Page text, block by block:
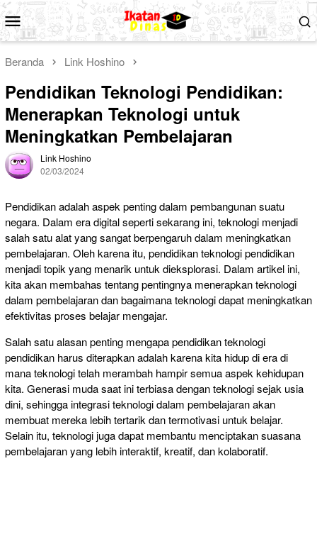
Loncat
ke
konten
Menu
Mobile
Beranda Link Hoshino
Pendidikan Teknologi Pendidikan:
Menerapkan Teknologi untuk
Meningkatkan Pembelajaran
Link Hoshino
02/03/2024
Pendidikan adalah aspek penting dalam pembangunan suatu
negara. Dalam era digital seperti sekarang ini, teknologi menjadi
salah satu alat yang sangat berpengaruh dalam meningkatkan
pembelajaran. Oleh karena itu, pendidikan teknologi pendidikan
menjadi topik yang menarik untuk dieksplorasi. Dalam artikel ini,
kita akan membahas tentang pentingnya menerapkan teknologi
dalam pembelajaran dan bagaimana teknologi dapat meningkatkan
efektivitas proses belajar mengajar.
Salah satu alasan penting mengapa pendidikan teknologi
pendidikan harus diterapkan adalah karena kita hidup di era di
mana teknologi telah merambah hampir semua aspek kehidupan
kita. Generasi muda saat ini terbiasa dengan teknologi sejak usia
dini, sehingga integrasi teknologi dalam pembelajaran akan
membuat mereka lebih tertarik dan termotivasi untuk belajar.
Selain itu, teknologi juga dapat membantu menciptakan suasana
pembelajaran yang lebih interaktif, kreatif, dan kolaboratif.